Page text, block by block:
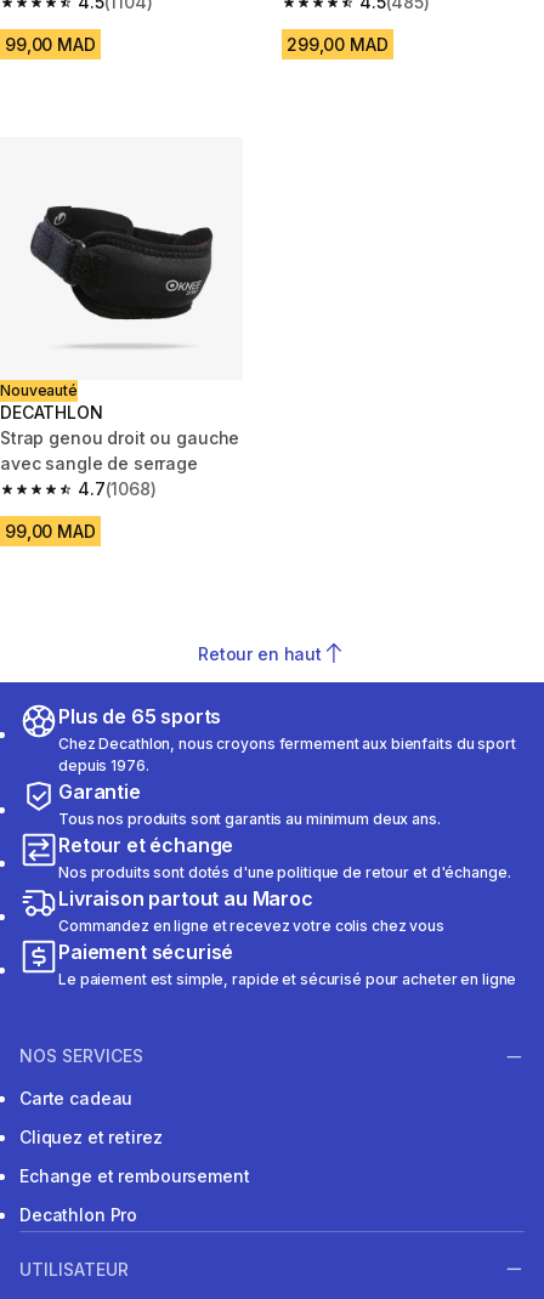
4.5 out of 5 stars from 1104 reviews
99,00 MAD
4.5 out of 5 stars from 485
299,00 MAD
Nouveauté
DECATHLON
Strap genou droit ou gauche
avec sangle de serrage
4.7
4.7 out of 5 stars from 1068 reviews
(1068)
99,00 MAD
Retour en haut
Plus de 65 sports
Chez Decathlon, nous croyons fermement aux bienfaits du sport
depuis 1976.
Garantie
Tous nos produits sont garantis au minimum deux ans.
Retour et échange
Nos produits sont dotés d'une politique de retour et d'échange.
Livraison partout au Maroc
Commandez en ligne et recevez votre colis chez vous
Paiement sécurisé
Le paiement est simple, rapide et sécurisé pour acheter en ligne
NOS SERVICES
Carte cadeau
Cliquez et retirez
Echange et remboursement
Decathlon Pro
UTILISATEUR